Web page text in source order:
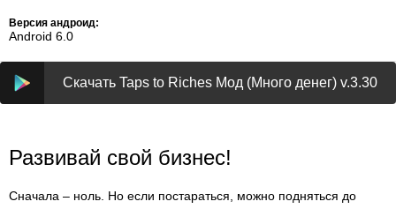
Версия андроид:
Android 6.0
Скачать Taps to Riches Мод (Много денег) v.3.30
Развивай свой бизнес!
Сначала – ноль. Но если постараться, можно подняться до